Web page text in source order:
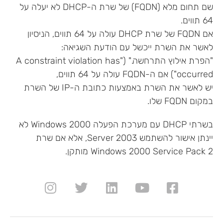
שם תחום מלא (FQDN) של שרת ה-DHCP לא יעלה על
64 תווים.
אם FQDN של שרת DHCP עולה על 64 תווים, הניסיון
לאשר את השרת ייכשל עם הודעת השגיאה:
"הפרת אילוץ התרחשה." ("A constraint violation has
occurred") אם ה-FQDN עולה על 64 תווים,
יש לאשר את השרת באמצעות כתובת ה-IP של השרת
במקום FQDN שלו.
בשרתי DHCP עם מערכת הפעלה Windows 2000 לא
יינתן אישור להשתמש Server 2003, אלא אם שרת
Windows 2000 Service Pack 2 מותקן.